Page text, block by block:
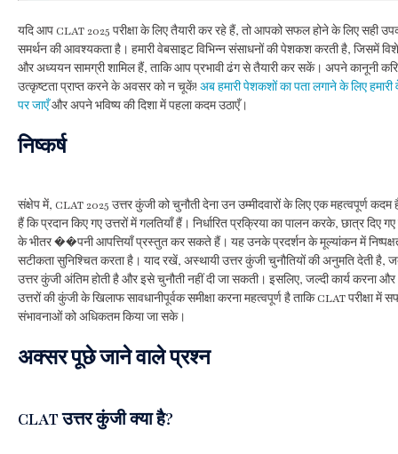
यदि आप CLAT 2025 परीक्षा के लिए तैयारी कर रहे हैं, तो आपको सफल होने के लिए सही
समर्थन की आवश्यकता है। हमारी वेबसाइट विभिन्न संसाधनों की पेशकश करती है, जिसमें
और अध्ययन सामग्री शामिल हैं, ताकि आप प्रभावी ढंग से तैयारी कर सकें। अपने कानूनी
उत्कृष्टता प्राप्त करने के अवसर को न चूकें! अब हमारी पेशकशों का पता लगाने के लिए हमारी
पर जाएँऔर अपने भविष्य की दिशा में पहला कदम उठाएँ।
निष्कर्ष
संक्षेप में, CLAT 2025 उत्तर कुंजी को चुनौती देना उन उम्मीदवारों के लिए एक महत्वपूर्ण कदम
हैं कि प्रदान किए गए उत्तरों में गलतियाँ हैं। निर्धारित प्रक्रिया का पालन करके, छात्र दिए
के भीतर ��पनी आपत्तियाँ प्रस्तुत कर सकते हैं। यह उनके प्रदर्शन के मूल्यांकन में
सटीकता सुनिश्चित करता है। याद रखें, अस्थायी उत्तर कुंजी चुनौतियों की अनुमति देती है,
उत्तर कुंजी अंतिम होती है और इसे चुनौती नहीं दी जा सकती। इसलिए, जल्दी कार्य करना
उत्तरों की कुंजी के खिलाफ सावधानीपूर्वक समीक्षा करना महत्वपूर्ण है ताकि CLAT परीक्षा में
संभावनाओं को अधिकतम किया जा सके।
अक्सर पूछे जाने वाले प्रश्न
CLAT उत्तर कुंजी क्या है?